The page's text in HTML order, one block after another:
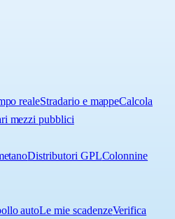
realeStradario e mappeCalcola
mezzi pubblici
Distributori GPLColonnine
autoLe mie scadenzeVerifica